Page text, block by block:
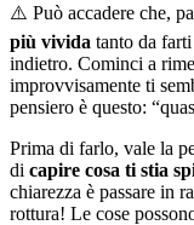
⚠️ Può accadere che,
più vivida tanto da
indietro. Cominci a
improvvisamente ti
pensiero è questo:
Prima di farlo, vale la
di capire cosa ti stia
chiarezza è passare in
rottura! Le cose